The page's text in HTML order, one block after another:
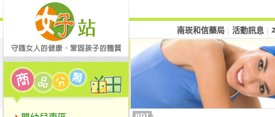
南崁和信藥局 活動訊息